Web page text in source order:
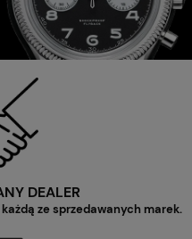
DEALER
ze sprzedawanych marek.